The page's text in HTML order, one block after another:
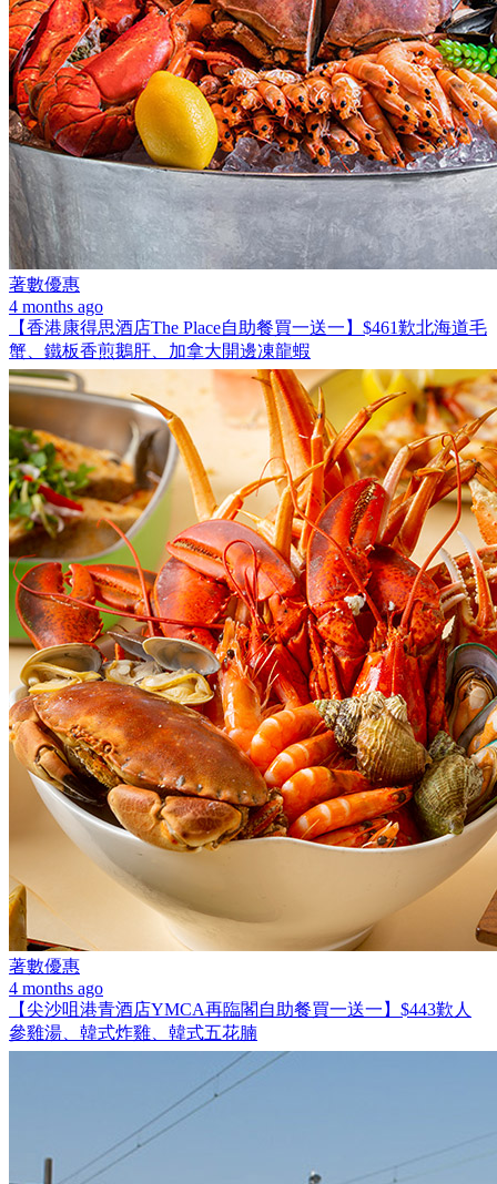
著數優惠
4 months ago
【香港康得思酒店The Place自助餐買一送一】$461歎北海道毛
蟹、鐵板香煎鵝肝、加拿大開邊凍龍蝦
著數優惠
4 months ago
【尖沙咀港青酒店YMCA再臨閣自助餐買一送一】$443歎人
參雞湯、韓式炸雞、韓式五花腩